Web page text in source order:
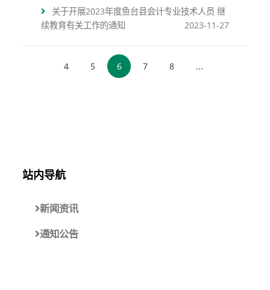
关于开展2023年度鱼台县会计专业技术人员 继
续教育有关工作的通知
2023-11-27
4 5 6 7 8 ...
站内导航
新闻资讯
通知公告